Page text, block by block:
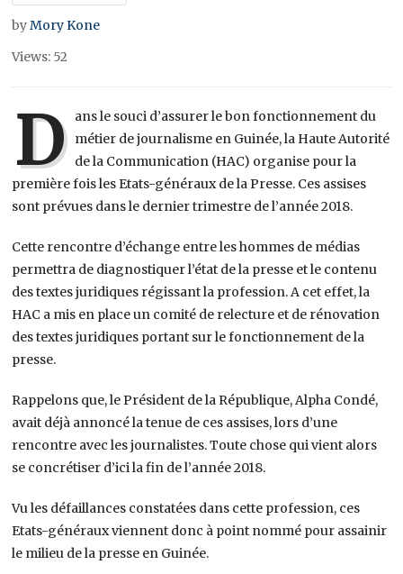
byMory Kone
Views: 52
D ans le souci d’assurer le bon fonctionnement du
métier de journalisme en Guinée, la Haute Autorité
de la Communication (HAC) organise pour la
première fois les Etats-généraux de la Presse. Ces assises
sont prévues dans le dernier trimestre de l’année 2018.
Cette rencontre d’échange entre les hommes de médias
permettra de diagnostiquer l’état de la presse et le contenu
des textes juridiques régissant la profession. A cet effet, la
HAC a mis en place un comité de relecture et de rénovation
des textes juridiques portant sur le fonctionnement de la
presse.
Rappelons que, le Président de la République, Alpha Condé,
avait déjà annoncé la tenue de ces assises, lors d’une
rencontre avec les journalistes. Toute chose qui vient alors
se concrétiser d’ici la fin de l’année 2018.
Vu les défaillances constatées dans cette profession, ces
Etats-généraux viennent donc à point nommé pour assainir
le milieu de la presse en Guinée.